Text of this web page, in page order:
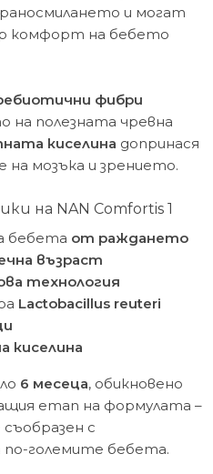
и могат
комфорт на бебето
фибри
на полезната чревна
киселина допринася
на мозъка и зрението.
на NAN Comfortis 1
бебета от раждането
възраст
технология
Lactobacillus reuteri
киселина
6 месеца, обикновено
етап на формулата –
с
големите бебета.